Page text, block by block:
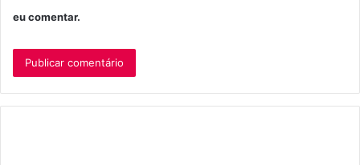
eu comentar.